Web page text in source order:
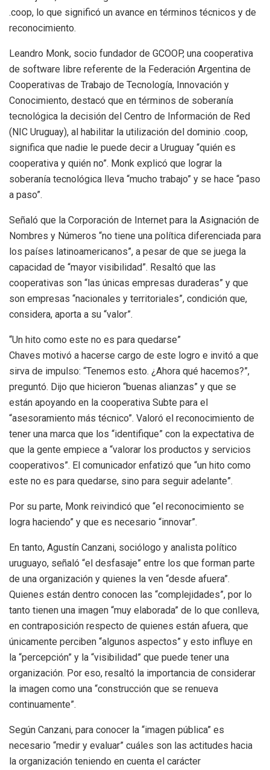
.coop, lo que significó un avance en términos técnicos y de
reconocimiento.
Leandro Monk, socio fundador de GCOOP, una cooperativa
de software libre referente de la Federación Argentina de
Cooperativas de Trabajo de Tecnología, Innovación y
Conocimiento, destacó que en términos de soberanía
tecnológica la decisión del Centro de Información de Red
(NIC Uruguay), al habilitar la utilización del dominio .coop,
significa que nadie le puede decir a Uruguay “quién es
cooperativa y quién no”. Monk explicó que lograr la
soberanía tecnológica lleva “mucho trabajo” y se hace “paso
a paso”.
Señaló que la Corporación de Internet para la Asignación de
Nombres y Números “no tiene una política diferenciada para
los países latinoamericanos”, a pesar de que se juega la
capacidad de “mayor visibilidad”. Resaltó que las
cooperativas son “las únicas empresas duraderas” y que
son empresas “nacionales y territoriales”, condición que,
considera, aporta a su “valor”.
“Un hito como este no es para quedarse”
Chaves motivó a hacerse cargo de este logro e invitó a que
sirva de impulso: “Tenemos esto. ¿Ahora qué hacemos?”,
preguntó. Dijo que hicieron “buenas alianzas” y que se
están apoyando en la cooperativa Subte para el
“asesoramiento más técnico”. Valoró el reconocimiento de
tener una marca que los “identifique” con la expectativa de
que la gente empiece a “valorar los productos y servicios
cooperativos”. El comunicador enfatizó que “un hito como
este no es para quedarse, sino para seguir adelante”.
Por su parte, Monk reivindicó que “el reconocimiento se
logra haciendo” y que es necesario “innovar”.
En tanto, Agustín Canzani, sociólogo y analista político
uruguayo, señaló “el desfasaje” entre los que forman parte
de una organización y quienes la ven “desde afuera”.
Quienes están dentro conocen las “complejidades”, por lo
tanto tienen una imagen “muy elaborada” de lo que conlleva,
en contraposición respecto de quienes están afuera, que
únicamente perciben “algunos aspectos” y esto influye en
la “percepción” y la “visibilidad” que puede tener una
organización. Por eso, resaltó la importancia de considerar
la imagen como una “construcción que se renueva
continuamente”.
Según Canzani, para conocer la “imagen pública” es
necesario “medir y evaluar” cuáles son las actitudes hacia
la organización teniendo en cuenta el carácter